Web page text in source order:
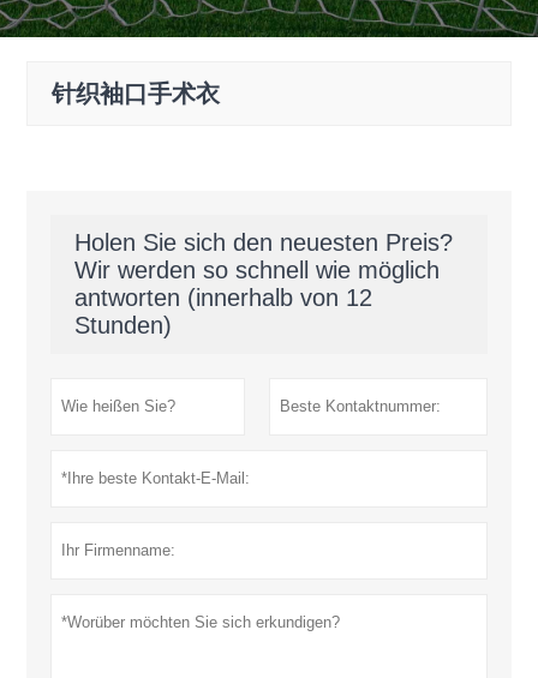
针织袖口手术衣
Holen Sie sich den neuesten Preis?
Wir werden so schnell wie möglich
antworten (innerhalb von 12
Stunden)